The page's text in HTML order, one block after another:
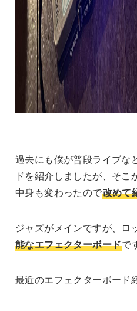
過去にも僕が普段ライブな
ドを紹介しましたが、そ
中身も変わったので改めて
ジャズがメインですが、ロ
能なエフェクターボードで
最近のエフェクターボード